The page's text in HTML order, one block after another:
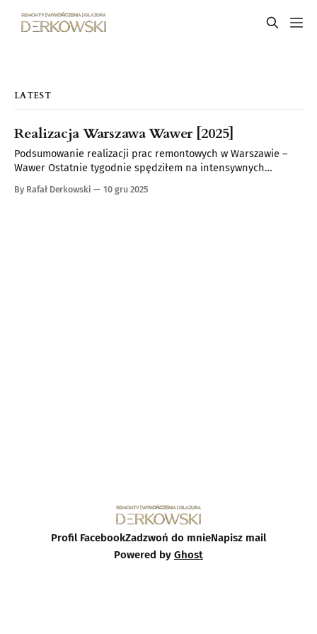
LATEST
Realizacja Warszawa Wawer [2025]
Podsumowanie realizacji prac remontowych w Warszawie –
Wawer Ostatnie tygodnie spędziłem na intensywnych
osiedlu Wawer, gdzie wykonywałem pełen zakres usług
By Rafał Derkowski 10 gru 2025
Profil FacebookZadzwoń do mnieNapisz mail
Powered by Ghost